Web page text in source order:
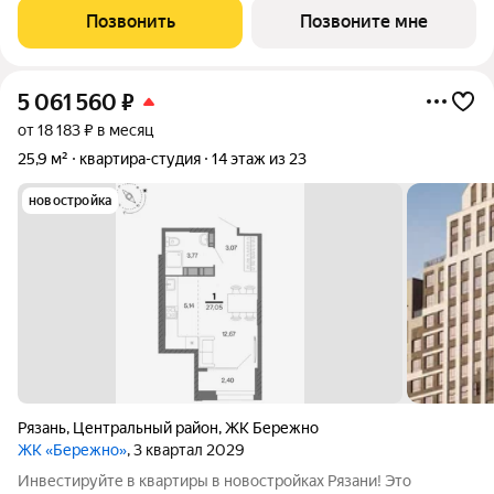
Жилой квартал «Бережно» это проект класса Бизнес,
созданный с уважением к городу и
Позвонить Позвоните мне
5 061 560 ₽
от 18 183 ₽ в месяц
25,9 м²
квартира-студия 14 этаж из 23
новостройка
Рязань, Центральный район,ЖК Бережно
ЖК «Бережно», 3 квартал 2029
Инвестируйте в квартиры в новостройках Рязани! Это